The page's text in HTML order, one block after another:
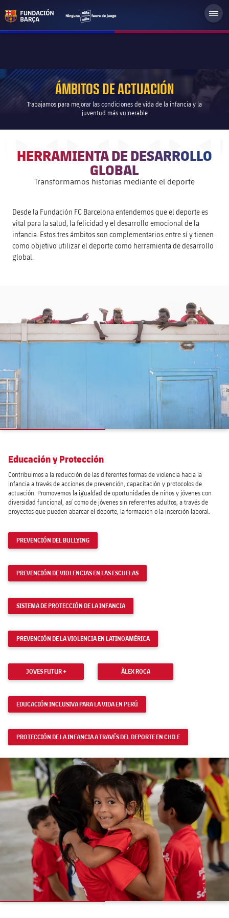
ÁMBITOS DE ACTUACIÓN
Trabajamos para mejorar las condiciones de vida de la infancia y la
juventud más vulnerable
HERRAMIENTA DE DESARROLLO
GLOBAL
Transformamos historias mediante el deporte
Desde la Fundación FC Barcelona entendemos que el deporte es
vital para la salud, la felicidad y el desarrollo emocional de la
infancia. Estos tres ámbitos son complementarios entre sí y tienen
como objetivo utilizar el deporte como herramienta de desarrollo
global.
Educación y Protección
Contribuimos a la reducción de las diferentes formas de violencia hacia la
infancia a través de acciones de prevención, capacitación y protocolos de
actuación. Promovemos la igualdad de oportunidades de niños y jóvenes con
diversidad funcional, así como de jóvenes sin referentes adultos, a través de
proyectos que pueden abarcar el deporte, la formación o la inserción laboral.
PREVENCIÓN DEL BULLYING
PREVENCIÓN DE VIOLENCIAS EN LAS ESCUELAS
SISTEMA DE PROTECCIÓN DE LA INFANCIA
PREVENCIÓN DE LA VIOLENCIA EN LATINOAMÉRICA
JOVES FUTUR + ÀLEX ROCA
EDUCACIÓN INCLUSIVA PARA LA VIDA EN PERÚ
PROTECCIÓN DE LA INFANCIA A TRAVÉS DEL DEPORTE EN CHILE